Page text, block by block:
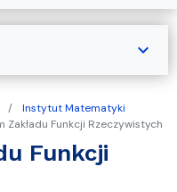
Instytut Matematyki
Zakładu Funkcji Rzeczywistych
Funkcji
expand_more